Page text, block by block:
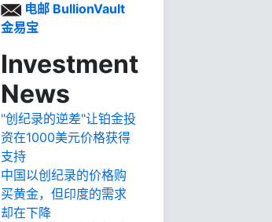
电邮 BullionVault
金易宝
Investment
News
"创纪录的逆差"让铂金投
资在1000美元价格获得
支持
中国以创纪录的价格购
买黄金，但印度的需求
却在下降